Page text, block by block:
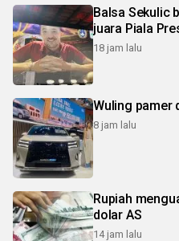
Balsa Sekulic
juara Piala
18 jam lalu
Wuling pamer
8 jam lalu
Rupiah
dolar AS
14 jam lalu